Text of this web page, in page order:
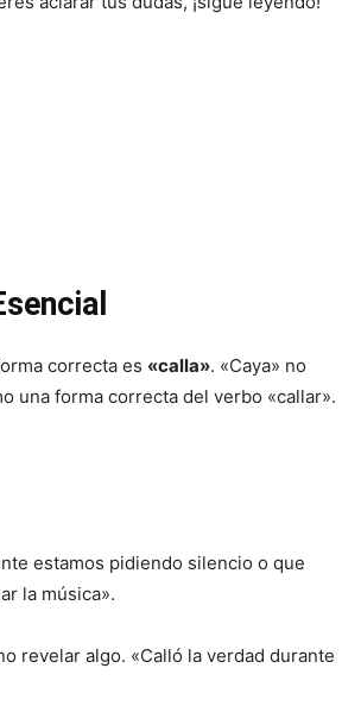
correcta es «calla». «Caya» no
una forma correcta del verbo «callar».
estamos pidiendo silencio o que
la música».
revelar algo. «Calló la verdad durante